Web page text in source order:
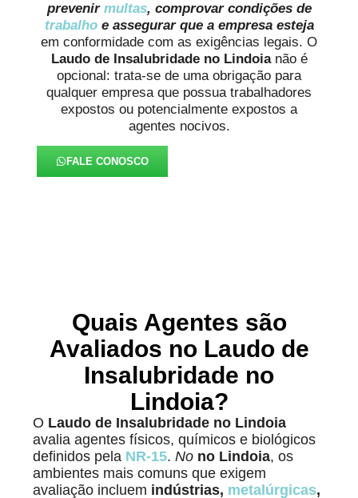
prevenir multas, comprovar condições de
trabalhoe assegurar que a empresa esteja
em conformidade com as exigências legais. O
Laudo de Insalubridade no Lindoianão é
opcional: trata-se de uma obrigação para
qualquer empresa que possua trabalhadores
expostos ou potencialmente expostos a
agentes nocivos.
FALE CONOSCO
Quais Agentes são
Avaliados no Laudo de
Insalubridade no
Lindoia?
O Laudo de Insalubridade no Lindoia
avalia agentes físicos, químicos e biológicos
definidos pela NR-15.No no Lindoia, os
ambientes mais comuns que exigem
avaliação incluem indústrias, metalúrgicas,